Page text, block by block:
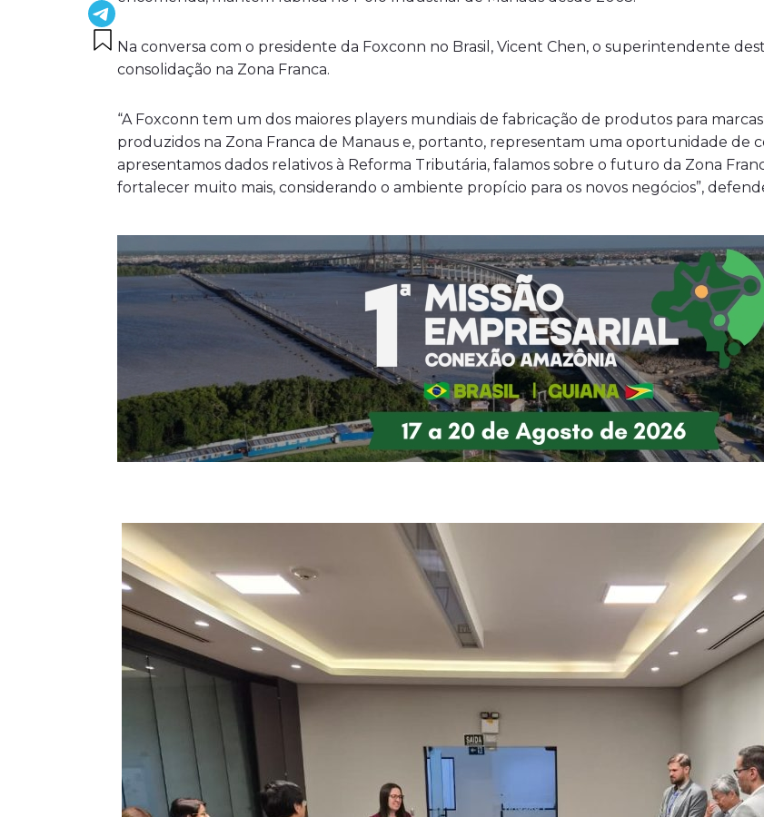
Na conversa com o presidente da Foxconn no Brasil, Vicent Chen, o superintendente
consolidação na Zona Franca.
“A Foxconn tem um dos maiores players mundiais de fabricação de produtos para
produzidos na Zona Franca de Manaus e, portanto, representam uma oportunidade de
apresentamos dados relativos à Reforma Tributária, falamos sobre o futuro da Zona
fortalecer muito mais, considerando o ambiente propício para os novos negócios”,